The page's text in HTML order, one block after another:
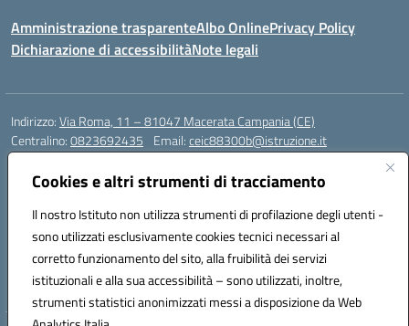
Cookies e altri strumenti di tracciamento
Il nostro Istituto non utilizza strumenti di profilazione degli utenti -
sono utilizzati esclusivamente cookies tecnici necessari al
corretto funzionamento del sito, alla fruibilità dei servizi
istituzionali e alla sua accessibilità – sono utilizzati, inoltre,
strumenti statistici anonimizzati messi a disposizione da Web
Amministrazione trasparenteAlbo OnlinePrivacy Policy
Dichiarazione di accessibilitàNote legali
Indirizzo:Via Roma, 11 – 81047 Macerata Campania (CE)
Centralino:0823692435 Email:ceic88300b@istruzione.it
Posta elettronica certificata (PEC):
Codice fiscale: 94017830616
Codice meccanografico:CEIC88300B
DPO Esempio Antonio
e-mail: esempioantonio.dpo@gmail.com
Pec: esempioantonio@pec.it